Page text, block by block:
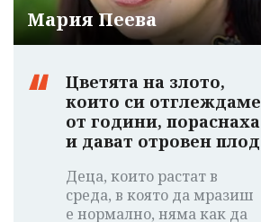
Мария Пеева
Цветята на злото,
които си отглеждаме
от години, пораснаха
и дават отровен плод
Деца, които растат в
среда, в която да мразиш
е нормално, няма как да